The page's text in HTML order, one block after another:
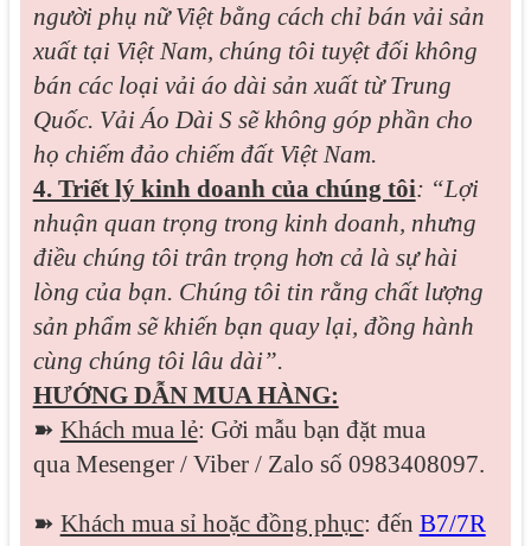
người phụ nữ Việt bằng cách chỉ bán vải sản
xuất tại Việt Nam, chúng tôi tuyệt đối không
bán các loại vải áo dài sản xuất từ Trung
Quốc. Vải Áo Dài S sẽ không góp phần cho
họ chiếm đảo chiếm đất Việt Nam.
4. Triết lý kinh doanh của chúng tôi: “Lợi
nhuận quan trọng trong kinh doanh, nhưng
điều chúng tôi trân trọng hơn cả là sự hài
lòng của bạn. Chúng tôi tin rằng chất lượng
sản phẩm sẽ khiến bạn quay lại, đồng hành
cùng chúng tôi lâu dài”.
HƯỚNG DẪN MUA HÀNG:
➽ Khách mua lẻ: Gởi mẫu bạn đặt mua
qua Mesenger / Viber / Zalo số 0983408097.
➽ Khách mua sỉ hoặc đồng phục: đến B7/7R